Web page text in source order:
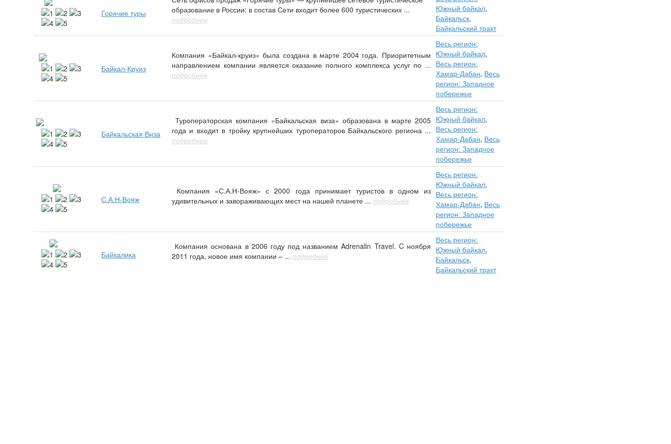
Горячие туры
образование в России: в состав Сети входит более 600 туристических ...
подробнее
Южный байкал,
Байкальск,
Байкальский тракт
Байкал-Круиз
Компания «Байкал-круиз» была создана в марте 2004 года. Приоритетным
направлением компании является оказание полного комплекса услуг по ...
подробнее
Весь регион:
Южный байкал,
Весь регион:
Хамар-Дабан, Весь
регион: Западное
побережье
Байкальская Виза
Туроператорская компания «Байкальская виза» образована в марте 2005
года и входит в тройку крупнейших туроператоров Байкальского региона ...
подробнее
Весь регион:
Южный байкал,
Весь регион:
Хамар-Дабан, Весь
регион: Западное
побережье
С.А.Н-Вояж
Компания «С.А.Н-Вояж» с 2000 года принимает туристов в одном из
удивительных и завораживающих мест на нашей планете ... подробнее
Весь регион:
Южный байкал,
Весь регион:
Хамар-Дабан, Весь
регион: Западное
побережье
Байкалика
Компания основана в 2006 году под названием Adrenalin Travel. C ноября
2011 года, новое имя компании – ... подробнее
Весь регион:
Южный байкал,
Байкальск,
Байкальский тракт